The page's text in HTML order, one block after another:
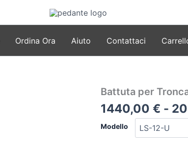
Ordina Ora Aiuto Contattaci
Battuta per
1440,00 € -
Modello